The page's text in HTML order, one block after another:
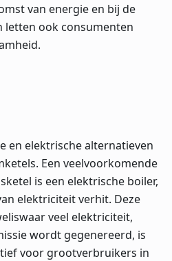
van energie en bij de
letten ook consumenten
en elektrische alternatieven
Een veelvoorkomende
is een elektrische boiler,
elektriciteit verhit. Deze
veel elektriciteit,
wordt gegenereerd, is
voor grootverbruikers in